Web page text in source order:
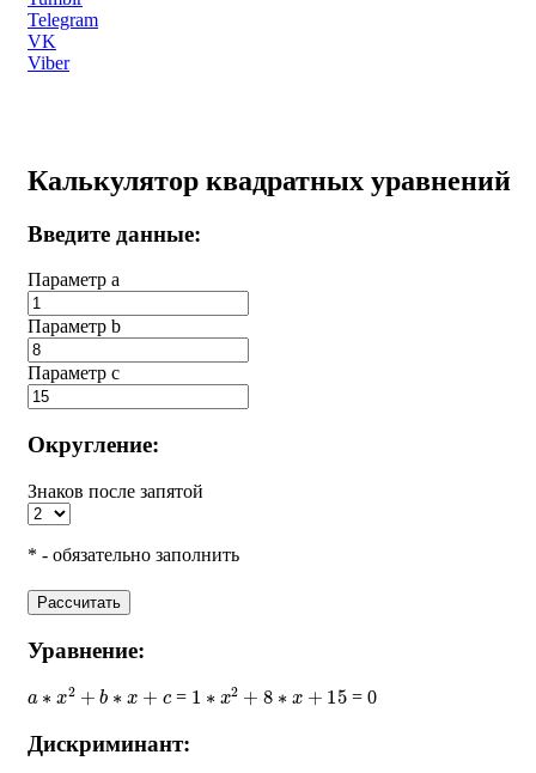
Telegram
VK
Viber
Калькулятор квадратных уравнений
Введите данные:
Параметр a
Параметр b
Параметр с
Округление:
Знаков после запятой
* - обязательно заполнить
Рассчитать
Уравнение:
2 b ∗ = 1 2 + ∗ 15 = 0
Дискриминант: